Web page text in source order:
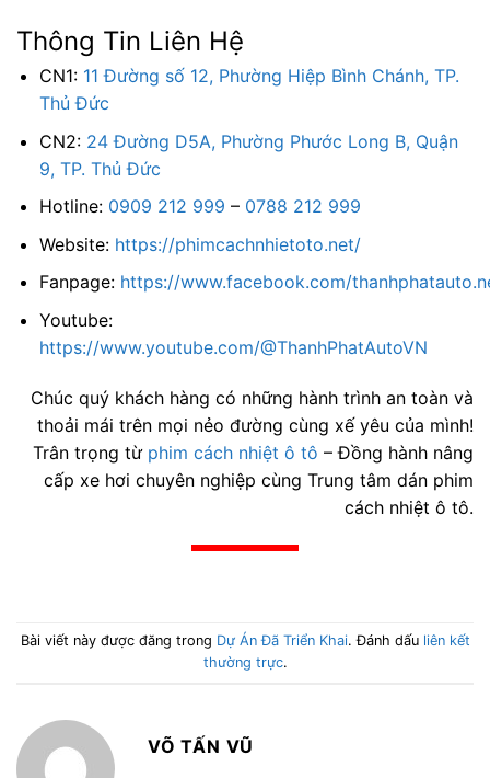
Thông Tin Liên Hệ
CN1: 11 Đường số 12, Phường Hiệp Bình Chánh, TP.
Thủ Đức
CN2: 24 Đường D5A, Phường Phước Long B, Quận
9, TP. Thủ Đức
Hotline: 0909 212 999 – 0788 212 999
Website: https://phimcachnhietoto.net/
Fanpage: https://www.facebook.com/
Youtube:
https://www.youtube.com/@ThanhPhatAutoVN
Chúc quý khách hàng có những hành trình an toàn và
thoải mái trên mọi nẻo đường cùng xế yêu của mình!
Trân trọng từ phim cách nhiệt ô tô – Đồng hành nâng
cấp xe hơi chuyên nghiệp cùng Trung tâm dán phim
cách nhiệt ô tô.
Bài viết này được đăng trong Dự Án Đã Triển Khai. Đánh dấu liên kết
thường trực.
VÕ TẤN VŨ